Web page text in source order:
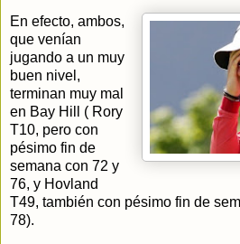
En efecto, ambos,
que venían
jugando a un muy
buen nivel,
terminan muy mal
en Bay Hill ( Rory
T10, pero con
pésimo fin de
semana con 72 y
76, y Hovland
T49, también con pésimo fin de
78).